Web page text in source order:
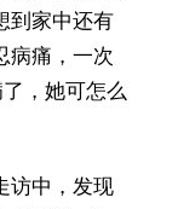
到家中还有
病痛，一次
，她可怎么
访中，发现